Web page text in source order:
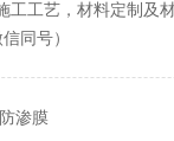
工工艺，材料定制及
同号）
渗膜